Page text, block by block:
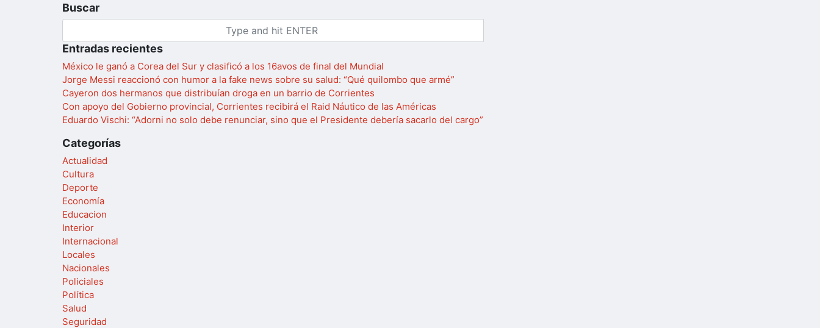
Buscar
Entradas recientes
México le ganó a Corea del Sur y clasificó a los 16avos de final del Mundial
Jorge Messi reaccionó con humor a la fake news sobre su salud: “Qué quilombo que armé”
Cayeron dos hermanos que distribuían droga en un barrio de Corrientes
Con apoyo del Gobierno provincial, Corrientes recibirá el Raid Náutico de las Américas
Eduardo Vischi: “Adorni no solo debe renunciar, sino que el Presidente debería sacarlo del cargo”
Categorías
Actualidad
Cultura
Deporte
Economía
Educacion
Interior
Internacional
Locales
Nacionales
Policiales
Política
Salud
Seguridad